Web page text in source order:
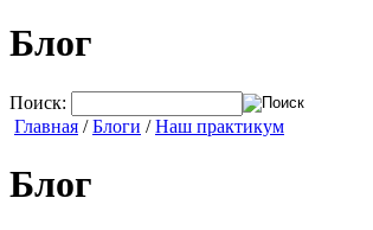
Блог
Поиск:
Главная /Блоги /Наш практикум
Блог